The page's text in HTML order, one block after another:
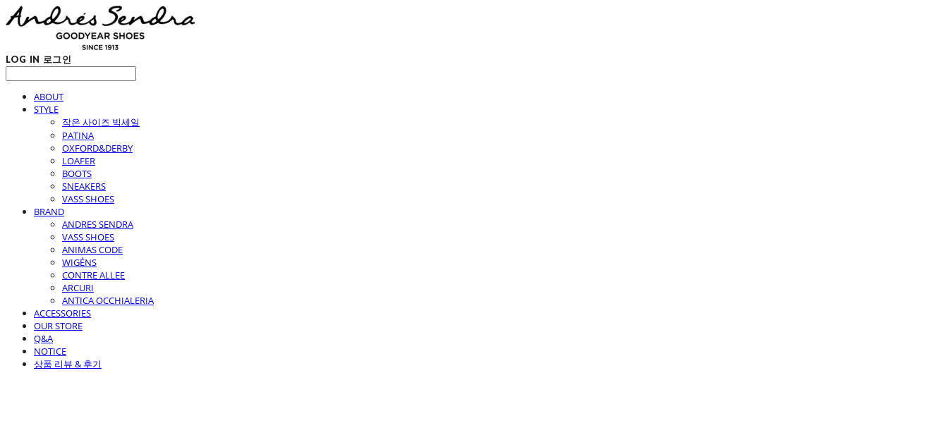
LOG IN 로그인
ABOUT
STYLE
작은 사이즈 빅세일
PATINA
OXFORD&DERBY
LOAFER
BOOTS
SNEAKERS
VASS SHOES
BRAND
ANDRES SENDRA
VASS SHOES
ANIMAS CODE
WIGÉNS
CONTRE ALLEE
ARCURI
ANTICA OCCHIALERIA
ACCESSORIES
OUR STORE
Q&A
NOTICE
상품 리뷰 & 후기